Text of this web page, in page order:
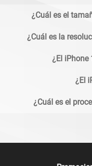
¿Cuál es el
¿Cuál es la
¿El iPhone
¿El
¿Cuál es el